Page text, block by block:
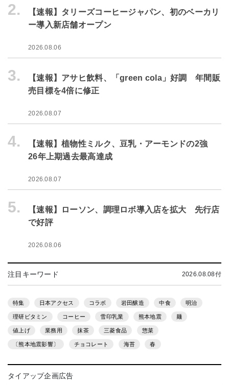
2.
【速報】タリーズコーヒージャパン、初のベーカリ
ー導入新店舗オープン
2026.08.06
3.
【速報】アサヒ飲料、「green cola」好調 年間販
売目標を4倍に修正
2026.08.07
4.
【速報】植物性ミルク、豆乳・アーモンドの2強
26年上期過去最高達成
2026.08.07
5.
【速報】ローソン、調理ロボ導入店を拡大 先行店
で好評
2026.08.06
注目キーワード 2026.08.08付
特集 日本アクセス コラボ 岩田醸造 中食 明治
理研ビタミン コーヒー 雪印乳業 熊本地震 麺
値上げ 業務用 抹茶 三菱食品 惣菜
〔熊本地震影響〕 チョコレート 海苔 春
タイアップ企画広告